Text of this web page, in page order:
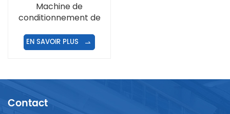
Machine de
conditionnement de
yaourt en sachet à joint
latéral
EN SAVOIR PLUS
Contact